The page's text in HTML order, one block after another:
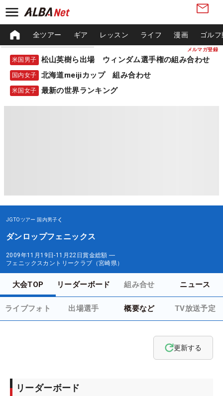
メルマガ登録
全ツアー ギア レッスン ライフ 漫画 ゴル
米国男子 松山英樹ら出場 ウィンダム選手権の組み合わせ
国内女子 北海道meijiカップ 組み合わせ
米国女子 最新の世界ランキング
JGTOツアー 国内男子
ダンロップフェニックス
2009年11月19日-11月22日賞金総額 ―
フェニックスカントリークラブ（宮崎県）
大会TOP リーダーボード 組み合せ ニュース
ライブフォト 出場選手 概要など TV放送予定
更新する
リーダーボード